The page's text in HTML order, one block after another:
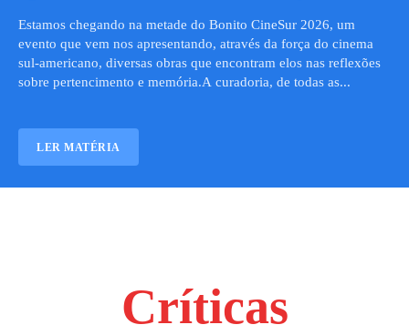
Estamos chegando na metade do Bonito CineSur 2026, um
evento que vem nos apresentando, através da força do cinema
sul-americano, diversas obras que encontram elos nas reflexões
sobre pertencimento e memória.A curadoria, de todas as...
LER MATÉRIA
Críticas